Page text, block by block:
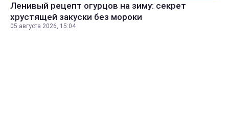
Ленивый рецепт огурцов на зиму: секрет
хрустящей закуски без мороки
05 августа 2026, 15:04